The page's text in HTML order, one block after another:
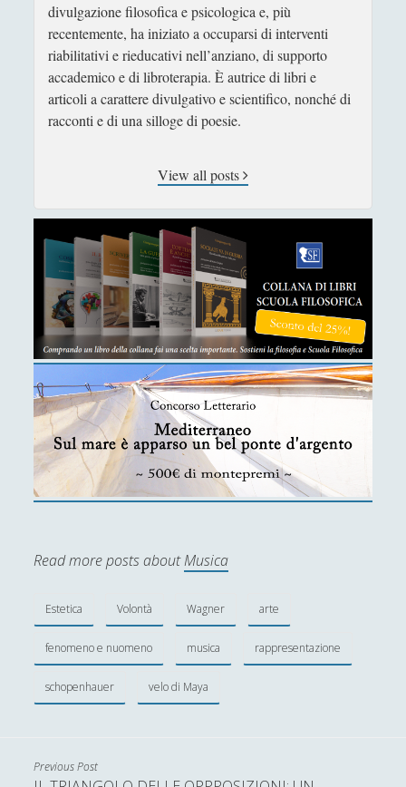
Valerio Stagno
Wolfgang Francesco Pili
divulgazione filosofica e psicologica e, più
recentemente, ha iniziato a occuparsi di interventi
riabilitativi e rieducativi nell’anziano, di supporto
accademico e di libroterapia. È autrice di libri e
articoli a carattere divulgativo e scientifico, nonché di
racconti e di una silloge di poesie.
View all posts
Read more posts aboutMusica
Estetica Volontà Wagner arte
fenomeno e nuomeno musica rappresentazione
schopenhauer velo di Maya
Previous Post